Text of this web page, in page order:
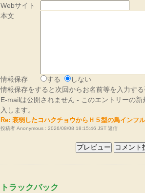
Webサイト
本文
情報保存 する
しない
情報保存をすると次回からお名前等を入力す
E-mailは公開されません - このエントリーの
入します。
Re: 衰弱したコハクチョウからＨ５型の鳥インフ
投稿者 Anonymous : 2026/08/08 18:15:46 JST 返信
トラックバック